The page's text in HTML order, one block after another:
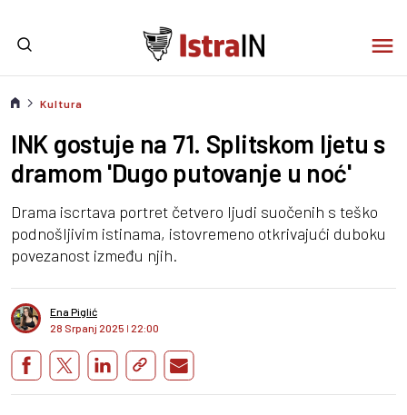
Kultura
INK gostuje na 71. Splitskom ljetu s
dramom 'Dugo putovanje u noć'
Drama iscrtava portret četvero ljudi suočenih s teško
podnošljivim istinama, istovremeno otkrivajući duboku
povezanost između njih.
Ena Piglić
28 Srpanj 2025 I 22:00